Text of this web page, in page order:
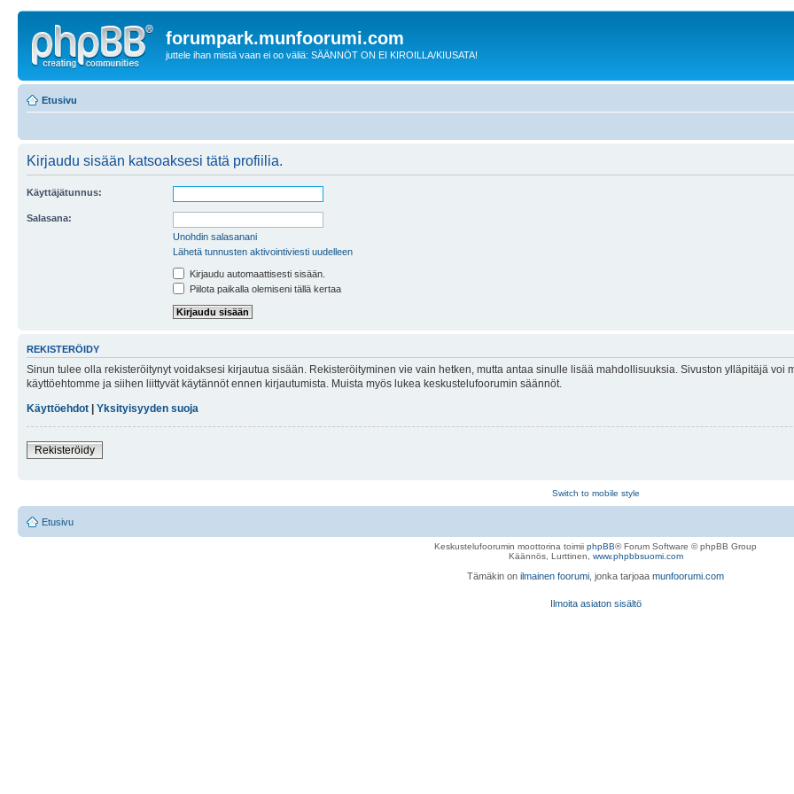
forumpark.munfoorumi.com
juttele ihan mistä vaan ei oo väliä: SÄÄNNÖT ON EI KIROILLA/KIUSATA!
Etusivu
Kirjaudu sisään katsoaksesi tätä profiilia.
Käyttäjätunnus:
Salasana:
Unohdin salasanani
Lähetä tunnusten aktivointiviesti uudelleen
Kirjaudu automaattisesti sisään.
Piilota paikalla olemiseni tällä kertaa
REKISTERÖIDY
Sinun tulee olla rekisteröitynyt voidaksesi kirjautua sisään. Rekisteröityminen vie vain hetken, mutta antaa sinulle lisää mahdollisuuksia. Sivuston ylläpitäjä
käyttöehtomme ja siihen liittyvät käytännöt ennen kirjautumista. Muista myös lukea keskustelufoorumin säännöt.
Käyttöehdot
Yksityisyyden suoja
Rekisteröidy
Switch to mobile style
Etusivu
Keskustelufoorumin moottorina toimii phpBB® Forum Software © phpBB Group
Käännös, Lurttinen, www.phpbbsuomi.com
Tämäkin on ilmainen foorumi , jonka tarjoaa munfoorumi.com
Ilmoita asiaton sisältö